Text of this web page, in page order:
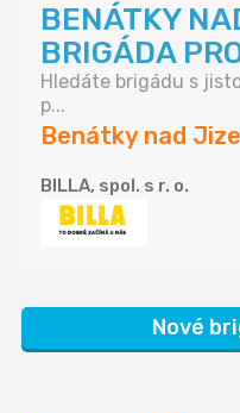
BENÁTKY
BRIGÁDA
Hledáte brigádu s
p...
Benátky nad
BILLA, spol. s r. o.
Nové